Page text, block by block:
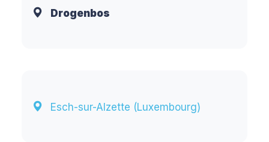
Drogenbos
Esch-sur-Alzette (Luxembourg)